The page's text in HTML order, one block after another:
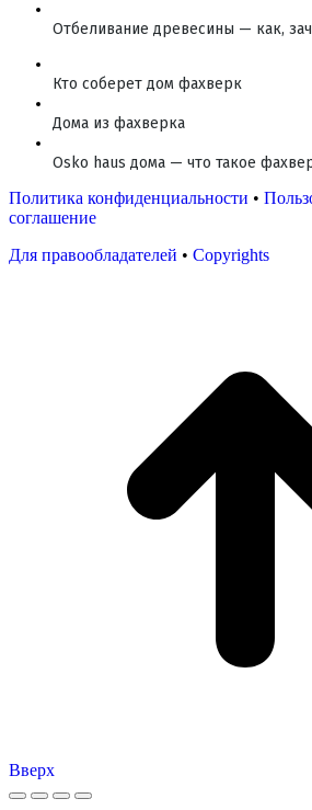
Отбеливание древесины — как,
Кто соберет дом фахверк
Дома из фахверка
Osko haus дома — что такое
Политика конфиденциальности •
соглашение
Для правообладателей • Copyrights
Вверх